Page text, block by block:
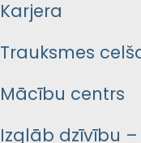
Karjera
Trauksmes
Mācību centrs
Izglāb dzīvību –